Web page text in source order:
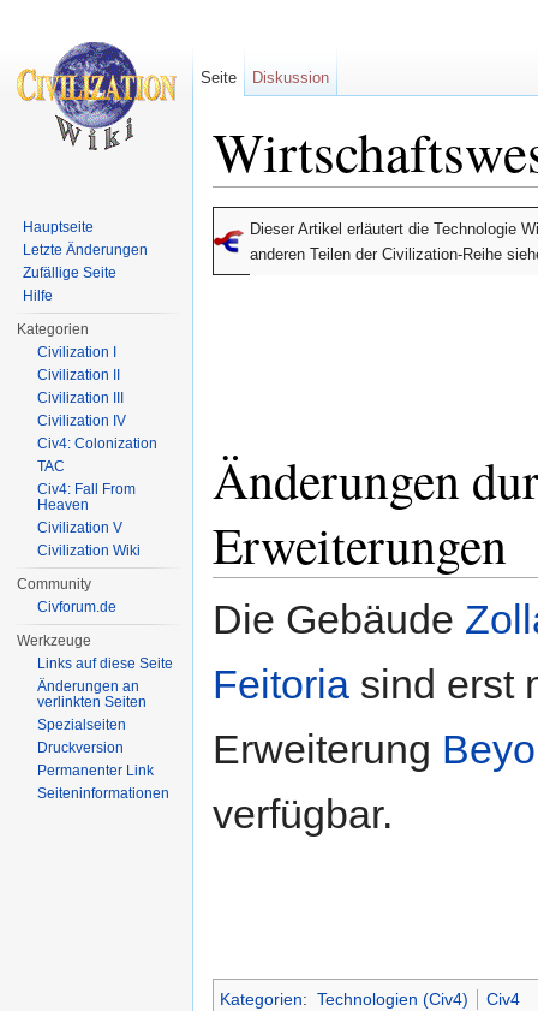
Dieser Artikel erläutert die Technologie
anderen Teilen der Civilization-Reihe
Änderungen
Erweiterungen
Die Gebäude
Feitoria sind erst
Erweiterung
verfügbar.
Kategorien: Technologien (Civ4) Civ4
Seite Diskussion
Hauptseite
Letzte Änderungen
Zufällige Seite
Hilfe
Kategorien
Civilization I
Civilization II
Civilization III
Civilization IV
Civ4: Colonization
TAC
Civ4: Fall From
Heaven
Civilization V
Civilization Wiki
Community
Civforum.de
Werkzeuge
Links auf diese Seite
Änderungen an
verlinkten Seiten
Spezialseiten
Druckversion
Permanenter Link
Seiten­informationen